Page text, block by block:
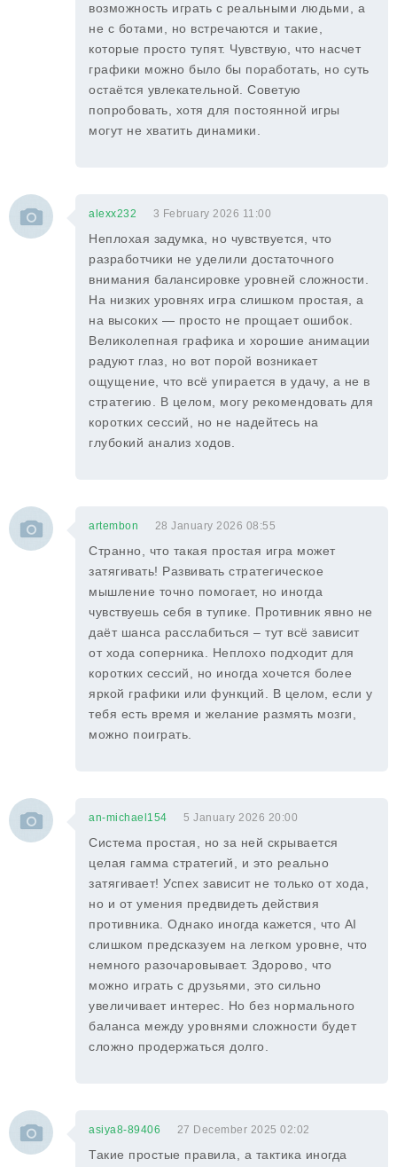
возможность играть с реальными людьми, а
не с ботами, но встречаются и такие,
которые просто тупят. Чувствую, что насчет
графики можно было бы поработать, но суть
остаётся увлекательной. Советую
попробовать, хотя для постоянной игры
могут не хватить динамики.
alexx232 3 February 2026 11:00
Неплохая задумка, но чувствуется, что
разработчики не уделили достаточного
внимания балансировке уровней сложности.
На низких уровнях игра слишком простая, а
на высоких — просто не прощает ошибок.
Великолепная графика и хорошие анимации
радуют глаз, но вот порой возникает
ощущение, что всё упирается в удачу, а не в
стратегию. В целом, могу рекомендовать для
коротких сессий, но не надейтесь на
глубокий анализ ходов.
artembon 28 January 2026 08:55
Странно, что такая простая игра может
затягивать! Развивать стратегическое
мышление точно помогает, но иногда
чувствуешь себя в тупике. Противник явно не
даёт шанса расслабиться – тут всё зависит
от хода соперника. Неплохо подходит для
коротких сессий, но иногда хочется более
яркой графики или функций. В целом, если у
тебя есть время и желание размять мозги,
можно поиграть.
an-michael154 5 January 2026 20:00
Система простая, но за ней скрывается
целая гамма стратегий, и это реально
затягивает! Успех зависит не только от хода,
но и от умения предвидеть действия
противника. Однако иногда кажется, что AI
слишком предсказуем на легком уровне, что
немного разочаровывает. Здорово, что
можно играть с друзьями, это сильно
увеличивает интерес. Но без нормального
баланса между уровнями сложности будет
сложно продержаться долго.
asiya8-89406 27 December 2025 02:02
Такие простые правила, а тактика иногда